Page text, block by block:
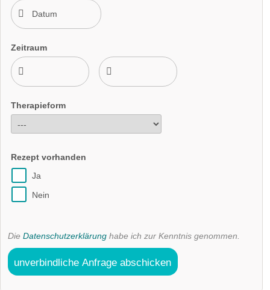
Zeitraum
Therapieform
Rezept vorhanden
Ja
Nein
Die Datenschutzerklärung habe ich zur Kenntnis genommen.
unverbindliche Anfrage abschicken